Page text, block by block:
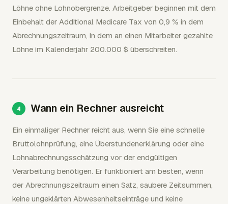
Löhne ohne Lohnobergrenze. Arbeitgeber beginnen mit dem
Einbehalt der Additional Medicare Tax von 0,9 % in dem
Abrechnungszeitraum, in dem an einen Mitarbeiter gezahlte
Löhne im Kalenderjahr 200.000 $ überschreiten.
Wann ein Rechner ausreicht
Ein einmaliger Rechner reicht aus, wenn Sie eine schnelle
Bruttolohnprüfung, eine Überstundenerklärung oder eine
Lohnabrechnungsschätzung vor der endgültigen
Verarbeitung benötigen. Er funktioniert am besten, wenn
der Abrechnungszeitraum einen Satz, saubere Zeitsummen,
keine ungeklärten Abwesenheitseinträge und keine